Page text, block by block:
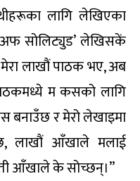
लागि लेखिएका
अफ सोलिट्युड’ लेखिसकें
लाखौं पाठक भए, अब
म कसको लागि
बनाउँछ र मेरो लेखाइमा
लाखौं आँखाले मलाई
आँखाले के सोच्छन्।”